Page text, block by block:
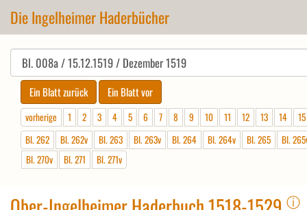
Die Ingelheimer Haderbücher
vorherige 1 2 3 4 5 6 7 8 9 10 11 12 13 14
15
Bl. 262
Bl. 262v Bl. 263 Bl. 263v Bl. 264 Bl. 264v Bl. 265
Bl.
Bl. 270v
Bl. 271 Bl. 271v
ⓘ